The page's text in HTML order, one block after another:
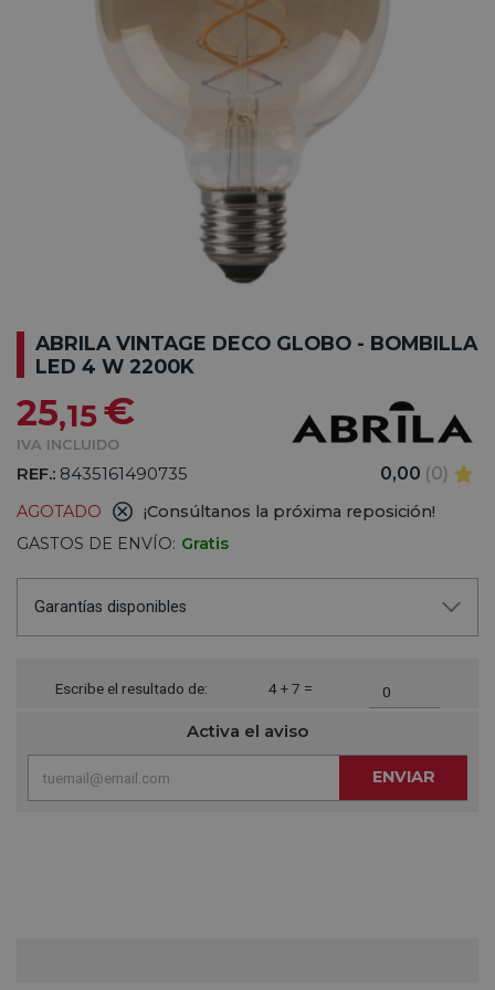
ABRILA VINTAGE DECO GLOBO - BOMBILLA
LED 4 W 2200K
25,15€
IVA INCLUIDO
REF.: 8435161490735 0,00 (0)
AGOTADO
¡Consúltanos la próxima reposición!
GASTOS DE ENVÍO: Gratis
Garantías disponibles
Escribe el resultado de: 4 + 7 =
Activa el aviso
ENVIAR